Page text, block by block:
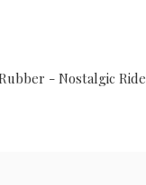
- Nostalgic Ride